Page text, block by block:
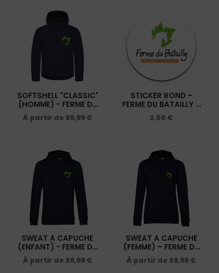
SOFTSHELL "CLASSIC"
(HOMME) - FERME DU
BATAILLY - NAVY -
0200912
À partir de 69,99 €
STICKER ROND –
FERME DU BATAILLY –
STI001
2,00 €
SWEAT A CAPUCHE
(ENFANT) - FERME DU
BATAILLY - NAVY -
K477
À partir de 39,99 €
SWEAT A CAPUCHE
(FEMME) – FERME DU
BATAILLY - NAVY -
BCW34B
À partir de 39,99 €